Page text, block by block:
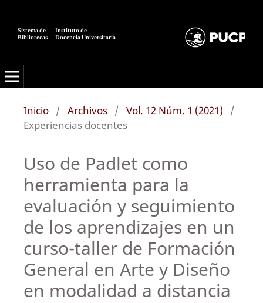
Sistema de
Bibliotecas
Instituto de
Docencia Universitaria
Inicio / Archivos / Vol. 12 Núm. 1 (2021)
/
Experiencias docentes
Uso de Padlet como
herramienta para la
evaluación y seguimiento
de los aprendizajes en un
curso-taller de Formación
General en Arte y Diseño
en modalidad a distancia